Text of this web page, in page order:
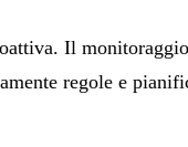
Il
regole e